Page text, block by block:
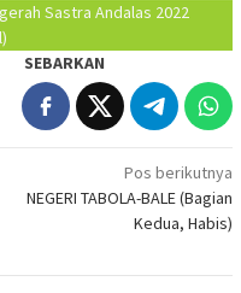
Sastra Andalas 2022
SEBARKAN
Pos berikutnya
NEGERI TABOLA-BALE (Bagian
Kedua, Habis)